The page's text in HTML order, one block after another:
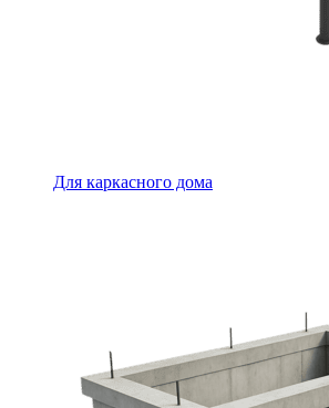
Для каркасного дома